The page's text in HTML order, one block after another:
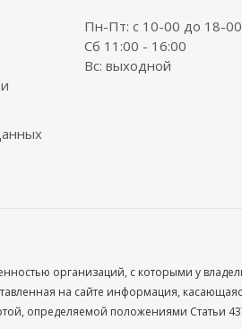
Пн-Пт: с 10-00 до 18-
Сб 11:00 - 16:00
Вс: выходной
организаций, с которыми у
на сайте информация,
определяемой положениями Статьи